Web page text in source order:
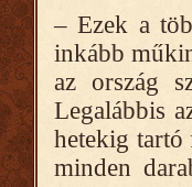
– Ezek a
inkább
az ország
Legalábbis
hetekig tartó
minden